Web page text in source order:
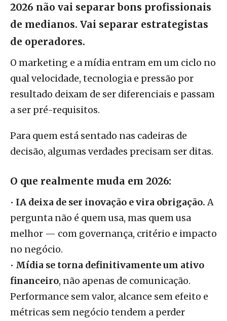
2026 não vai separar bons profissionais
de medianos. Vai separar estrategistas
de operadores.
O marketing e a mídia entram em um ciclo no
qual velocidade, tecnologia e pressão por
resultado deixam de ser diferenciais e passam
a ser pré-requisitos.
Para quem está sentado nas cadeiras de
decisão, algumas verdades precisam ser ditas.
O que realmente muda em 2026:
• IA deixa de ser inovação e vira obrigação.A
pergunta não é quem usa, mas quem usa
melhor — com governança, critério e impacto
no negócio.
• Mídia se torna definitivamente um ativo
financeiro, não apenas de comunicação.
Performance sem valor, alcance sem efeito e
métricas sem negócio tendem a perder